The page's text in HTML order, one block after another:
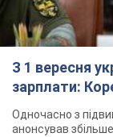
З 1 вересня
зарплати:
Одночасно з
анонсував